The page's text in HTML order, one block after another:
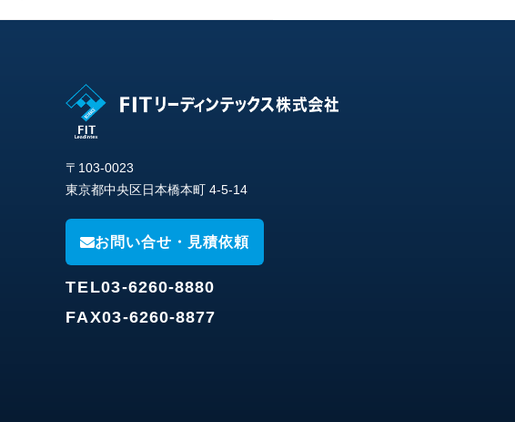
〒103-0023
東京都中央区日本橋本町 4-5-14
お問い合せ・見積依頼
TEL03-6260-8880
FAX03-6260-8877